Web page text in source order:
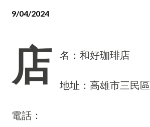
9/04/2024
店 名：和好珈琲店
地址：高雄市三民
電話：